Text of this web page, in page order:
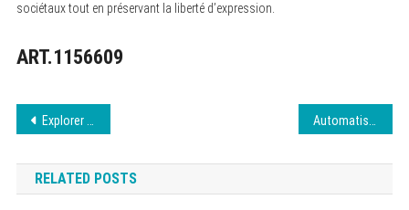
sociétaux tout en préservant la liberté d’expression.
ART.1156609
Navigation
de
l’article
Explorer les frameworks web incontournables Automatisation du netlinking en 2026 : panorama des SaaS qui transforment le SEO
RELATED POSTS